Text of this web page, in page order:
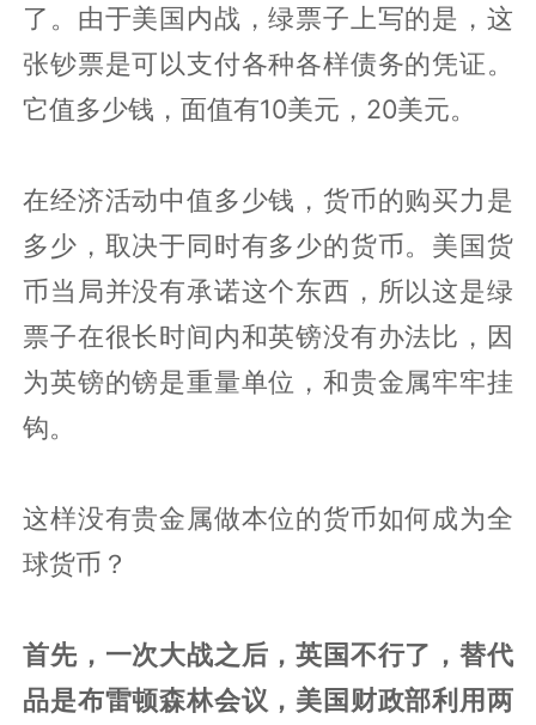
了。由于美国内战，绿票子上写的是，这
张钞票是可以支付各种各样债务的凭证。
它值多少钱，面值有10美元，20美元。
在经济活动中值多少钱，货币的购买力是
多少，取决于同时有多少的货币。美国货
币当局并没有承诺这个东西，所以这是绿
票子在很长时间内和英镑没有办法比，因
为英镑的镑是重量单位，和贵金属牢牢挂
钩。
这样没有贵金属做本位的货币如何成为全
球货币？
首先，一次大战之后，英国不行了，替代
品是布雷顿森林会议，美国财政部利用两